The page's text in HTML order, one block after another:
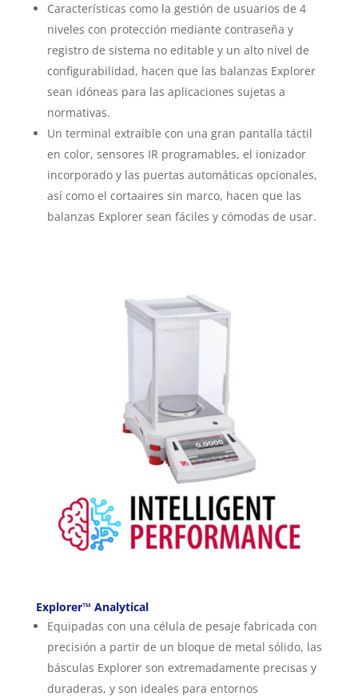
Características como la gestión de usuarios de 4
niveles con protección mediante contraseña y
registro de sistema no editable y un alto nivel de
configurabilidad, hacen que las balanzas Explorer
sean idóneas para las aplicaciones sujetas a
normativas.
Un terminal extraíble con una gran pantalla táctil
en color, sensores IR programables, el ionizador
incorporado y las puertas automáticas opcionales,
así como el cortaaires sin marco, hacen que las
balanzas Explorer sean fáciles y cómodas de usar.
Explorer™ Analytical
Equipadas con una célula de pesaje fabricada con
precisión a partir de un bloque de metal sólido, las
básculas Explorer son extremadamente precisas y
duraderas, y son ideales para entornos